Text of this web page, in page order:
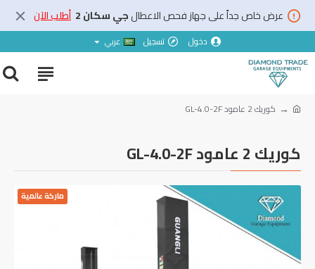
عرض خاص جداً على جهاز فحص الاعطالجي سكان 2 أطلب الآن
دخول تسجيل عربي
كوريك 2 عامود GL-4.0-2F
كوريك 2 عامود GL-4.0-2F
ماركة عالمية